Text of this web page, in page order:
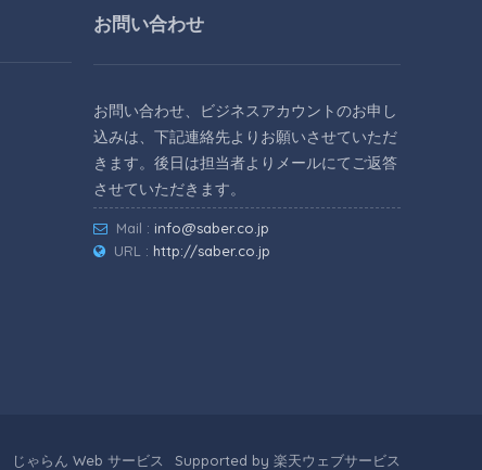
お問い合わせ
お問い合わせ、ビジネスアカウントのお申し
込みは、下記連絡先よりお願いさせていただ
きます。後日は担当者よりメールにてご返答
させていただきます。
Mail : info@saber.co.jp
URL : http://saber.co.jp
Supported by 楽天ウェブサービス
じゃらん Web サービス